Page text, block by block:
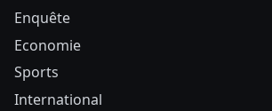
Enquête
Economie
Sports
International